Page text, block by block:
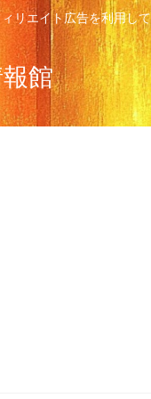
リエイト広告を利用し
館